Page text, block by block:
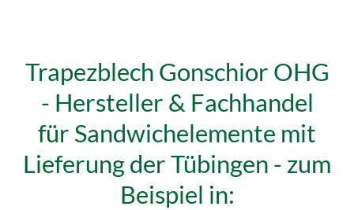
Trapezblech Gonschior OHG
- Hersteller & Fachhandel
für Sandwichelemente mit
Lieferung der Tübingen - zum
Beispiel in: